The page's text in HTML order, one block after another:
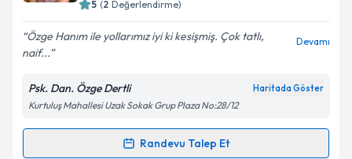
5 (2 Değerlendirme)
Özge Hanım ile yollarımız iyi ki kesişmiş. Çok tatlı,
naif...
Devamı
Psk. Dan. Özge Dertli Haritada Göster
Kurtuluş Mahallesi Uzak Sokak Grup Plaza No:28/12
Randevu Talep Et
Randevu Takvimi Talebi